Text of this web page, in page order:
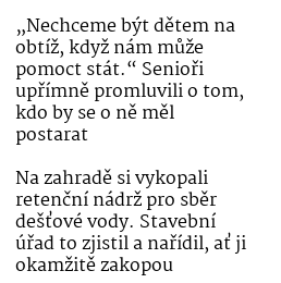
„Nechceme být dětem na
obtíž, když nám může
pomoct stát.“ Senioři
upřímně promluvili o tom,
kdo by se o ně měl
postarat
Na zahradě si vykopali
retenční nádrž pro sběr
dešťové vody. Stavební
úřad to zjistil a nařídil, ať ji
okamžitě zakopou